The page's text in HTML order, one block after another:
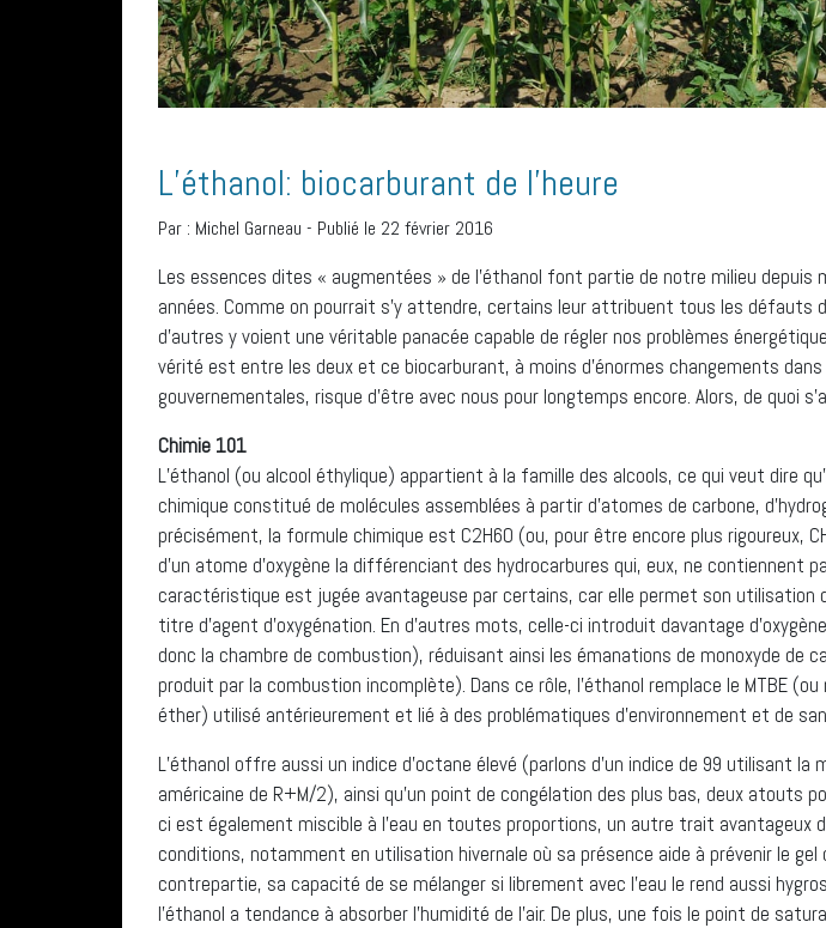
L’éthanol: biocarburant de l’heure
Par : Michel Garneau - Publié le 22 février 2016
Les essences dites « augmentées » de l’éthanol font partie de notre milieu depuis
années. Comme on pourrait s’y attendre, certains leur attribuent tous les défauts
d’autres y voient une véritable panacée capable de régler nos problèmes
vérité est entre les deux et ce biocarburant, à moins d’énormes changements
gouvernementales, risque d’être avec nous pour longtemps encore. Alors, de quoi
Chimie 101
L’éthanol (ou alcool éthylique) appartient à la famille des alcools, ce qui veut dire
chimique constitué de molécules assemblées à partir d’atomes de carbone,
précisément, la formule chimique est C2H6O (ou, pour être encore plus rigoureux,
d’un atome d’oxygène la différenciant des hydrocarbures qui, eux, ne contiennent
caractéristique est jugée avantageuse par certains, car elle permet son utilisation
titre d’agent d’oxygénation. En d’autres mots, celle-ci introduit davantage
donc la chambre de combustion), réduisant ainsi les émanations de monoxyde de
produit par la combustion incomplète). Dans ce rôle, l’éthanol remplace le MTBE
éther) utilisé antérieurement et lié à des problématiques d’environnement et de
L’éthanol offre aussi un indice d’octane élevé (parlons d’un indice de 99 utilisant la
américaine de R+M/2), ainsi qu’un point de congélation des plus bas, deux atouts
ci est également miscible à l’eau en toutes proportions, un autre trait avantageux
conditions, notamment en utilisation hivernale où sa présence aide à prévenir le gel
contrepartie, sa capacité de se mélanger si librement avec l’eau le rend aussi
l’éthanol a tendance à absorber l’humidité de l’air. De plus, une fois le point de